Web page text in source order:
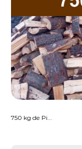
750 kg de Pi...